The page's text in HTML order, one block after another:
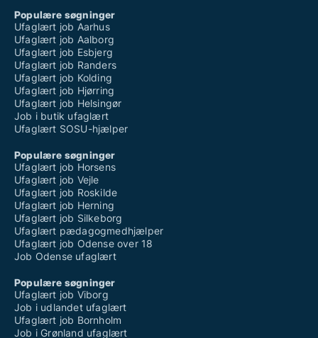
Populære søgninger
Ufaglært job Aarhus
Ufaglært job Aalborg
Ufaglært job Esbjerg
Ufaglært job Randers
Ufaglært job Kolding
Ufaglært job Hjørring
Ufaglært job Helsingør
Job i butik ufaglært
Ufaglært SOSU-hjælper
Populære søgninger
Ufaglært job Horsens
Ufaglært job Vejle
Ufaglært job Roskilde
Ufaglært job Herning
Ufaglært job Silkeborg
Ufaglært pædagogmedhjælper
Ufaglært job Odense over 18
Job Odense ufaglært
Populære søgninger
Ufaglært job Viborg
Job i udlandet ufaglært
Ufaglært job Bornholm
Job i Grønland ufaglært